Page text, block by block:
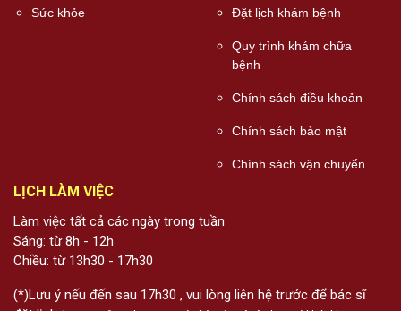
Sức khỏe Đặt lịch khám bệnh
Quy trình khám chữa
bệnh
Chính sách điều khoản
Chính sách bảo mật
Chính sách vận chuyển
LỊCH LÀM VIỆC
Làm việc tất cả các ngày trong tuần
Sáng: từ 8h - 12h
Chiều: từ 13h30 - 17h30
(*)Lưu ý nếu đến sau 17h30 , vui lòng liên hệ trước để bác sĩ